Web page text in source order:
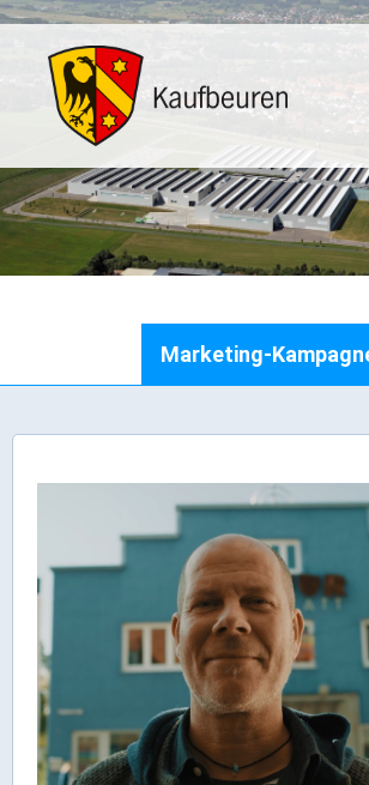
Webcams
Wo erledige ich was
Rathaus Digital
Bauflächen & Förderung
Öffnungszeiten /
Kontakt
Wetter & Unwetter
Internet Portale
Kaufbeuren Maps
Marketing-